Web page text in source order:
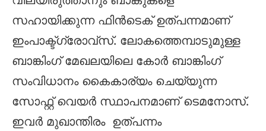
സഹായിക്കുന്ന ഫിന്‍ടെക് ഉത്പന്നമാണ്
ഇംപാക്ട്ഗ്രോവ്സ്. ലോകത്തെമ്പാടുമുള്ള
ബാങ്കിംഗ് മേഖലയിലെ കോര്‍ ബാങ്കിംഗ്
സംവിധാനം കൈകാര്യം ചെയ്യുന്ന
സോഫ്റ്റ് വെയര്‍ സ്ഥാപനമാണ് ടെമനോസ്.
ഇവര്‍ മുഖാന്തിരം ഉത്പന്നം